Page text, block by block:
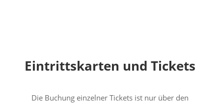
Eintrittskarten und Tickets
Die Buchung einzelner Tickets ist nur über den